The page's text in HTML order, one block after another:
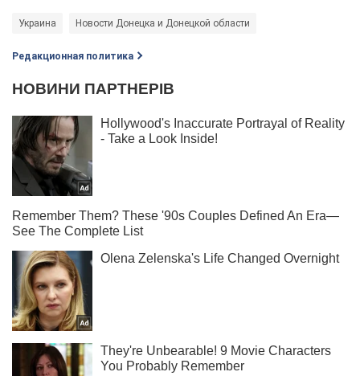
Украина Новости Донецка и Донецкой области
Редакционная политика